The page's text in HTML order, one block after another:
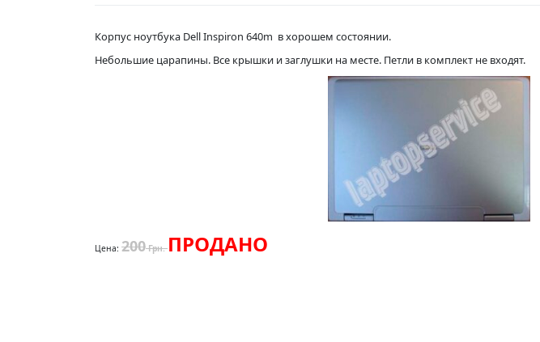
Корпус ноутбука Dell Inspiron 640m в хорошем состоянии.
Небольшие царапины. Все крышки и заглушки на месте. Петли в комплект не входят.
Цена: 200Грн.ПРОДАНО